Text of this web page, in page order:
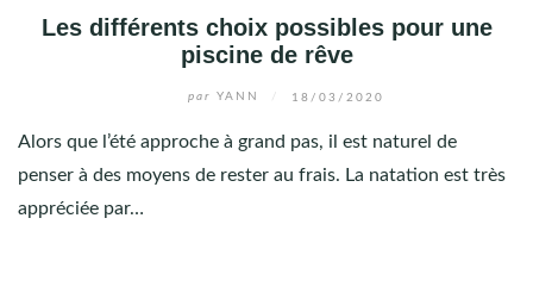
Les différents choix possibles pour une
piscine de rêve
par YANN 18/03/2020
Alors que l’été approche à grand pas, il est naturel de
penser à des moyens de rester au frais. La natation est très
appréciée par…